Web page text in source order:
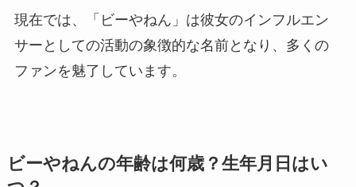
現在では、「ビーやねん」は彼女のインフルエン
サーとしての活動の象徴的な名前となり、多くの
ファンを魅了しています。
ビーやねんの年齢は何歳？生年月日はい